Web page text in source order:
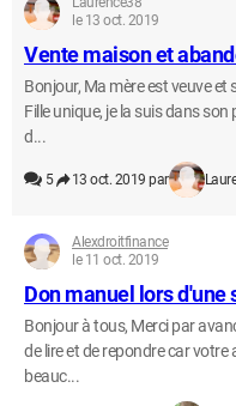
le 13 oct. 2019
Vente maison et
Bonjour, Ma mère est veuve
Fille unique, je la suis dans
d...
5 13 oct. 2019 par
Alexdroitfinance
le 11 oct. 2019
Don manuel lors d'une
Bonjour à tous, Merci par
de lire et de repondre car votre
beauc...